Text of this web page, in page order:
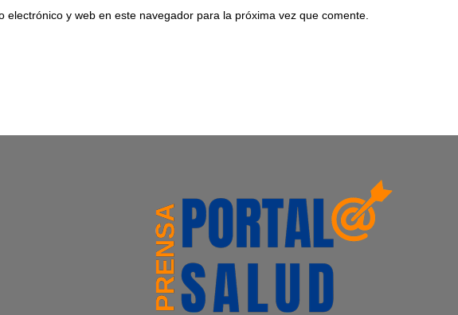
electrónico y web en este navegador para la próxima vez que comente.